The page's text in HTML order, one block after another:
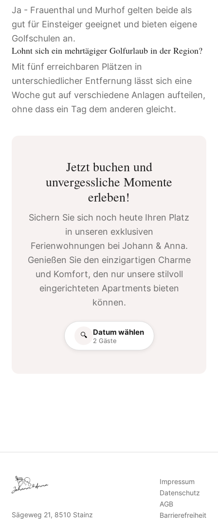
Ja - Frauenthal und Murhof gelten beide als
gut für Einsteiger geeignet und bieten eigene
Golfschulen an.
Lohnt sich ein mehrtägiger Golfurlaub in der Region?
Mit fünf erreichbaren Plätzen in
unterschiedlicher Entfernung lässt sich eine
Woche gut auf verschiedene Anlagen aufteilen,
ohne dass ein Tag dem anderen gleicht.
Jetzt buchen und
unvergessliche Momente
erleben!
Sichern Sie sich noch heute Ihren Platz
in unseren exklusiven
Ferienwohnungen bei Johann & Anna.
Genießen Sie den einzigartigen Charme
und Komfort, den nur unsere stilvoll
eingerichteten Apartments bieten
können.
🔍 Datum wählen
2 Gäste
Sägeweg 21, 8510 Stainz
Impressum
Datenschutz
AGB
Barrierefreiheit